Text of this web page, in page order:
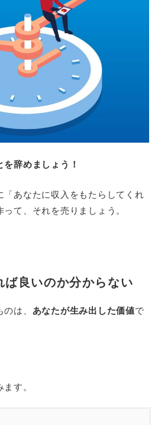
辞めましょう！
「あなたに収入をもたらしてくれ
て、それを売りましょう。
ば良いのか分からない
は、 あなたが生み出した価値で
す。